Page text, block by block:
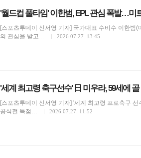
'월드컵 풀타임' 이한범, EPL 관심 폭발…미
[스포츠투데이 신서영 기자] 국가대표 수비수 이한범
의 관심을 받고…
2026.07.27. 13:45
'세계 최고령 축구선수' 日 미우라, 59세에
[스포츠투데이 신서영 기자] '세계 최고령 프로축구
공식전 득점…
2026.07.27. 11:52